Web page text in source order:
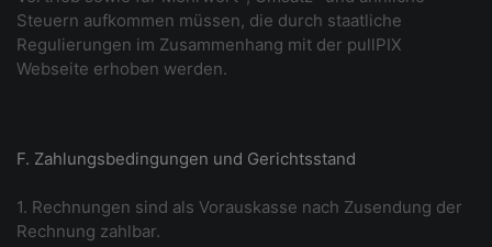
Steuern aufkommen müssen, die durch staatliche
Regulierungen im Zusammenhang mit der pullPIX
Webseite erhoben werden.
F. Zahlungsbedingungen und Gerichtsstand
1. Rechnungen sind als Vorauskasse nach Zusendung der
Rechnung zahlbar.